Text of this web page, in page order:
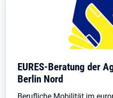
Öffnet in neuem Tab
EURES-Beratung der
Berlin Nord
Berufliche Mobilität im